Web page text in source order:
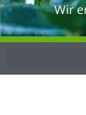
Wir